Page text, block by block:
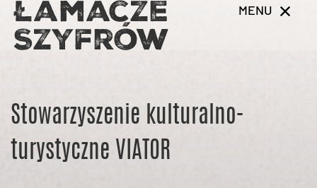
MENU
Stowarzyszenie kulturalno-
turystyczne VIATOR